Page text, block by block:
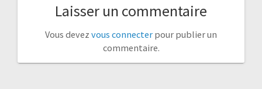
Laisser un commentaire
Vous devez vous connecter pour publier un
commentaire.